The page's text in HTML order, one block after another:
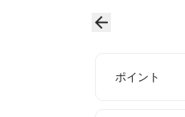
ポイント